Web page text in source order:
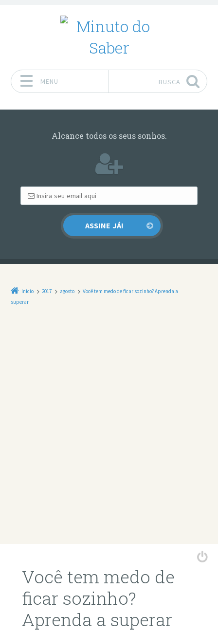
MENU BUSCA
Alcance todos os seus sonhos.
Início 2017 agosto
Você tem medo de ficar sozinho? Aprenda a
superar
Você tem medo de
ficar sozinho?
Aprenda a superar